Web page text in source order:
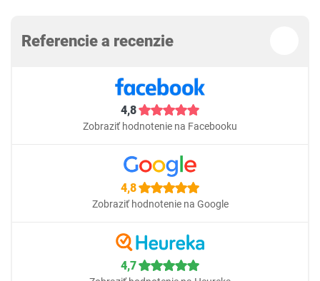
Referencie a recenzie
4,8
Zobraziť hodnotenie na Facebooku
4,8
Zobraziť hodnotenie na Google
4,7